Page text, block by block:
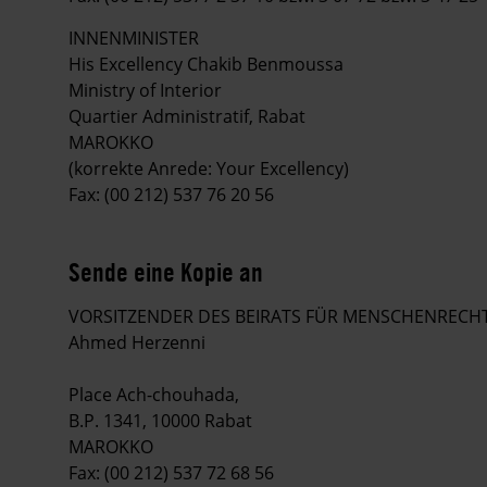
INNENMINISTER
His Excellency Chakib Benmoussa
Ministry of Interior
Quartier Administratif, Rabat
MAROKKO
(korrekte Anrede: Your Excellency)
Fax: (00 212) 537 76 20 56
Sende eine Kopie an
VORSITZENDER DES BEIRATS FÜR
Ahmed Herzenni
Place Ach-chouhada,
B.P. 1341, 10000 Rabat
MAROKKO
Fax: (00 212) 537 72 68 56